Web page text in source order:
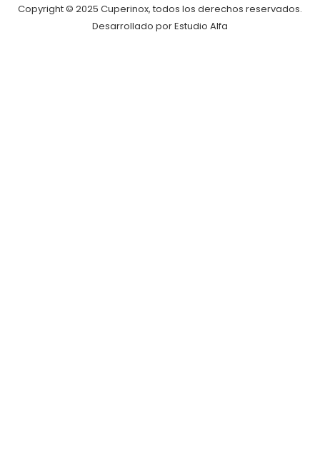
Copyright © 2025 Cuperinox, todos los derechos reservados.
Desarrollado por Estudio Alfa